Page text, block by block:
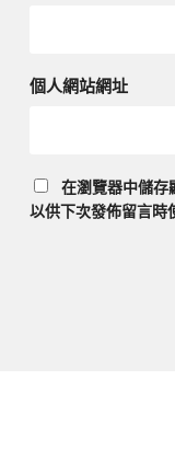
個人網站網址
在瀏覽器中儲存
以供下次發佈留言時